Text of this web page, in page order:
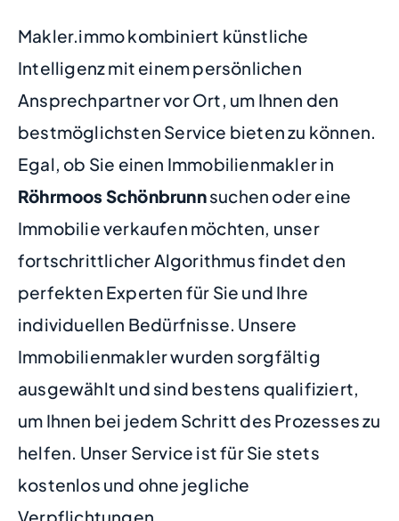
Makler.immo kombiniert künstliche
Intelligenz mit einem persönlichen
Ansprechpartner vor Ort, um Ihnen den
bestmöglichsten Service bieten zu können.
Egal, ob Sie einen Immobilienmakler in
Röhrmoos Schönbrunnsuchen oder eine
Immobilie verkaufen möchten, unser
fortschrittlicher Algorithmus findet den
perfekten Experten für Sie und Ihre
individuellen Bedürfnisse. Unsere
Immobilienmakler wurden sorgfältig
ausgewählt und sind bestens qualifiziert,
um Ihnen bei jedem Schritt des Prozesses zu
helfen. Unser Service ist für Sie stets
kostenlos und ohne jegliche
Verpflichtungen.